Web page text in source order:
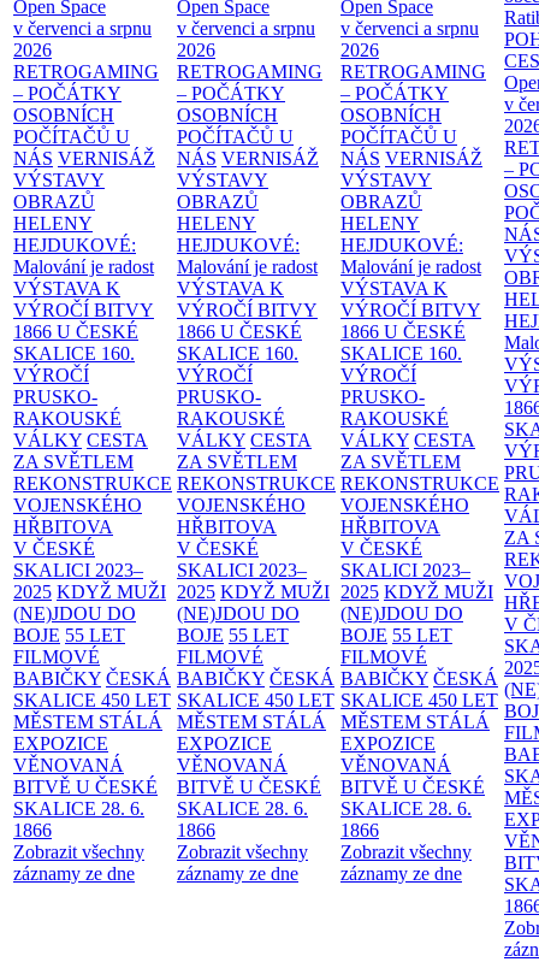
Open Space
v červenci a srpnu
2026
RETROGAMING
– POČÁTKY
OSOBNÍCH
POČÍTAČŮ U
NÁS VERNISÁŽ
VÝSTAVY
OBRAZŮ
HELENY
HEJDUKOVÉ:
Malování je radost
VÝSTAVA K
VÝROČÍ BITVY
1866 U ČESKÉ
SKALICE 160.
VÝROČÍ
PRUSKO-
RAKOUSKÉ
VÁLKY CESTA
ZA SVĚTLEM
REKONSTRUKCE
VOJENSKÉHO
HŘBITOVA
V ČESKÉ
SKALICI 2023–
2025 KDYŽ MUŽI
(NE)JDOU DO
BOJE 55 LET
FILMOVÉ
BABIČKY ČESKÁ
SKALICE 450 LET
MĚSTEM STÁLÁ
EXPOZICE
VĚNOVANÁ
BITVĚ U ČESKÉ
SKALICE 28. 6.
1866
Zobrazit všechny
záznamy ze dne
Open Space
v červenci a srpnu
2026
RETROGAMING
– POČÁTKY
OSOBNÍCH
POČÍTAČŮ U
NÁS VERNISÁŽ
VÝSTAVY
OBRAZŮ
HELENY
HEJDUKOVÉ:
Malování je radost
VÝSTAVA K
VÝROČÍ BITVY
1866 U ČESKÉ
SKALICE 160.
VÝROČÍ
PRUSKO-
RAKOUSKÉ
VÁLKY CESTA
ZA SVĚTLEM
REKONSTRUKCE
VOJENSKÉHO
HŘBITOVA
V ČESKÉ
SKALICI 2023–
2025 KDYŽ MUŽI
(NE)JDOU DO
BOJE 55 LET
FILMOVÉ
BABIČKY ČESKÁ
SKALICE 450 LET
MĚSTEM STÁLÁ
EXPOZICE
VĚNOVANÁ
BITVĚ U ČESKÉ
SKALICE 28. 6.
1866
Zobrazit všechny
záznamy ze dne
Open Space
v červenci a srpnu
2026
RETROGAMING
– POČÁTKY
OSOBNÍCH
POČÍTAČŮ U
NÁS VERNISÁŽ
VÝSTAVY
OBRAZŮ
HELENY
HEJDUKOVÉ:
Malování je radost
VÝSTAVA K
VÝROČÍ BITVY
1866 U ČESKÉ
SKALICE 160.
VÝROČÍ
PRUSKO-
RAKOUSKÉ
VÁLKY CESTA
ZA SVĚTLEM
REKONSTRUKCE
VOJENSKÉHO
HŘBITOVA
V ČESKÉ
SKALICI 2023–
2025 KDYŽ MUŽI
(NE)JDOU DO
BOJE 55 LET
FILMOVÉ
BABIČKY ČESKÁ
SKALICE 450 LET
MĚSTEM STÁLÁ
EXPOZICE
VĚNOVANÁ
BITVĚ U ČESKÉ
SKALICE 28. 6.
1866
Zobrazit všechny
záznamy ze dne
v
–
ZA
V